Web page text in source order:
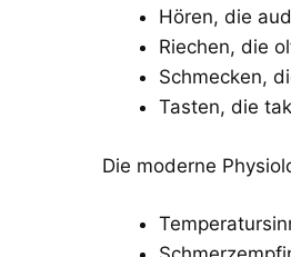
Hören, die
Riechen, die
Schmecken,
Tasten, die
Die moderne